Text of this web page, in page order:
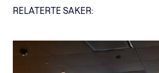
RELATERTE SAKER: